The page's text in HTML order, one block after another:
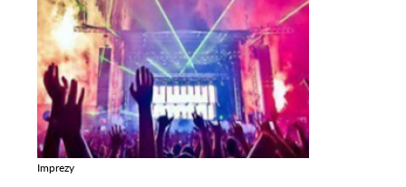
Imprezy